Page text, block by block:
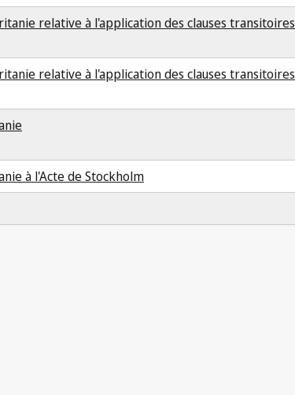
relative à l'application des clauses transitoires
relative à l'application des clauses transitoires
à l'Acte de Stockholm